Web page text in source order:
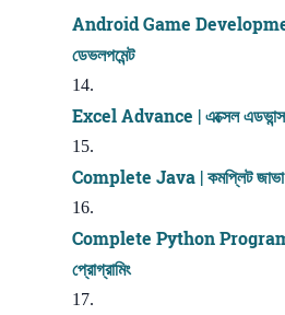
Android Game
ডেভলপমেন্ট
Excel Advance | এক্সেল
Complete Java | কমপ্লিট জাভা
Complete Python
প্রোগ্রামিং